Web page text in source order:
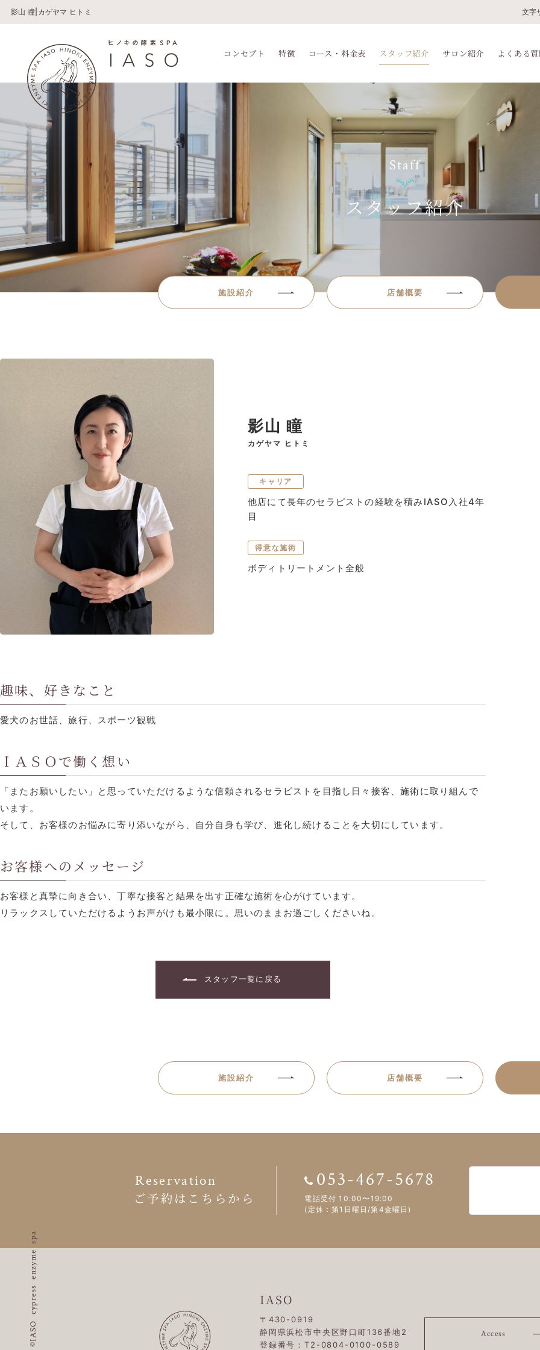
影山 瞳|カゲヤマ ヒトミ 文字
コンセプト 特徴 コース・料金表 スタッフ紹介 サロン紹介 よくある
Staff
スタッフ紹介
施設紹介 店舗概要
影山 瞳
カゲヤマ ヒトミ
キャリア
他店にて長年のセラピストの経験を積みIASO入社4年
目
得意な施術
ボディトリートメント全般
趣味、好きなこと
愛犬のお世話、旅行、スポーツ観戦
ＩＡＳＯで働く想い
「またお願いしたい」と思っていただけるような信頼されるセラピストを目指し日々接客、施術に取り組んで
います。
そして、お客様のお悩みに寄り添いながら、自分自身も学び、進化し続けることを大切にしています。
お客様へのメッセージ
お客様と真摯に向き合い、丁寧な接客と結果を出す正確な施術を心がけています。
リラックスしていただけるようお声がけも最小限に。思いのままお過ごしくださいね。
スタッフ一覧に戻る
施設紹介 店舗概要
©IASO cypress enzyme spa
Reservation
ご予約はこちらから
053-467-5678
電話受付 10:00〜19:00
(定休：第1日曜日/第4金曜日)
IASO
〒430-0919
静岡県浜松市中央区野口町136番地2
登録番号：T2-0804-0100-0589
Access